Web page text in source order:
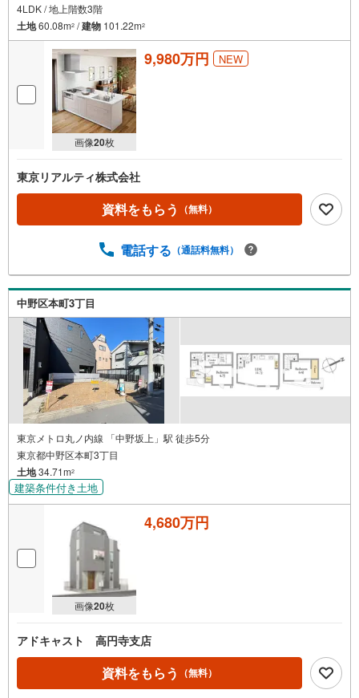
4LDK / 地上階数3階
土地60.08m2 /建物 101.22m2
画像20枚
9,980万円 NEW
東京リアルティ株式会社
資料をもらう （無料）
電話する （通話料無料）
中野区本町3丁目
東京メトロ丸ノ内線 「中野坂上」駅 徒歩5分
東京都中野区本町3丁目
土地34.71m2
建築条件付き土地
画像20枚
4,680万円
アドキャスト 高円寺支店
資料をもらう （無料）